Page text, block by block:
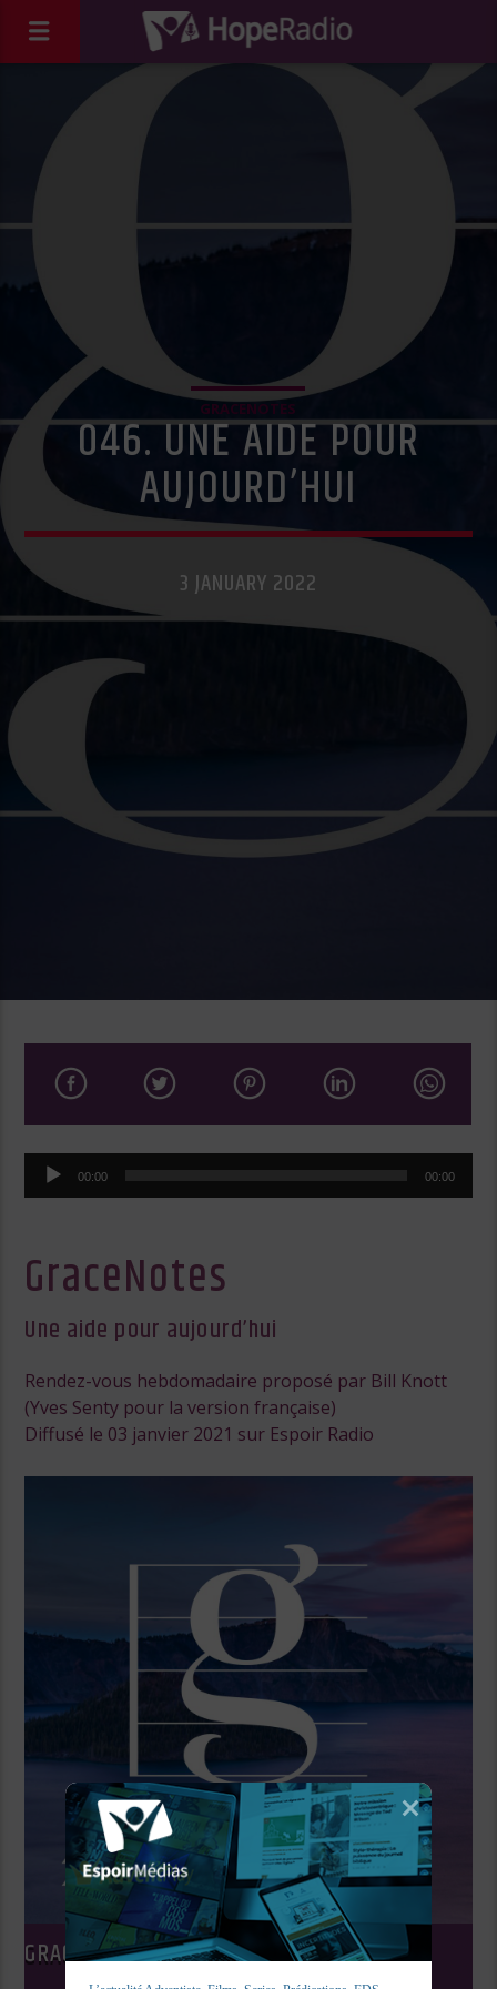
GRACENOTES
046. UNE AIDE POUR
AUJOURD’HUI
3 JANUARY 2022
Lecteur
audio
00:00 00:00
GraceNotes
Une aide pour aujourd’hui
Rendez-vous hebdomadaire proposé par Bill Knott
(Yves Senty pour la version française)
Diffusé le 03 janvier 2021 sur Espoir Radio
GRACENOTES